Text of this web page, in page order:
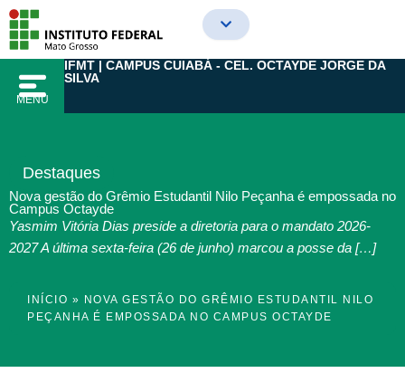
para
conteúdo
MENU
IFMT | CAMPUS CUIABÁ - CEL. OCTAYDE JORGE DA
SILVA
Destaques
Nova gestão do Grêmio Estudantil Nilo Peçanha é empossada no
Campus Octayde
Yasmim Vitória Dias preside a diretoria para o mandato 2026-
2027 A última sexta-feira (26 de junho) marcou a posse da […]
INÍCIO » NOVA GESTÃO DO GRÊMIO ESTUDANTIL NILO
PEÇANHA É EMPOSSADA NO CAMPUS OCTAYDE